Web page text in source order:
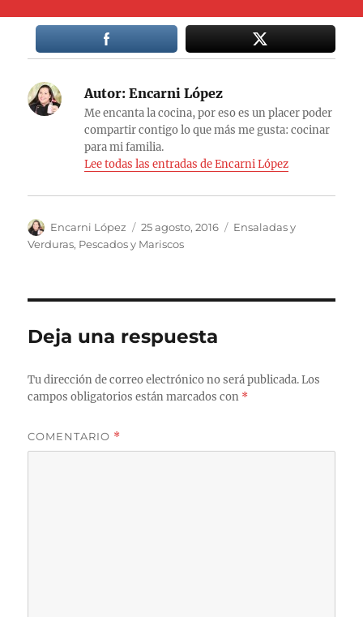
Autor: Encarni López
Me encanta la cocina, por eso es un placer poder
compartir contigo lo que más me gusta: cocinar
para mi familia.
Lee todas las entradas de Encarni López
Autor
Encarni López
Publicado
el
25 agosto, 2016 Categorías
Ensaladas y
Verduras, Pescados y Mariscos
Deja una respuesta
Tu dirección de correo electrónico no será publicada. Los
campos obligatorios están marcados con *
COMENTARIO *